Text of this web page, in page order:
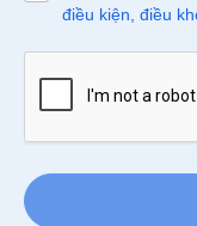
điều kiện, điều